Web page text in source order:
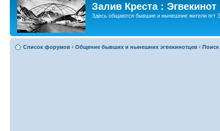
Залив Креста : Эгвекинот
Здесь общаются бывшие и нынешние жители пгт
Список форумов ‹ Общение бывших и нынешних эгвекинотцев ‹ Поиск